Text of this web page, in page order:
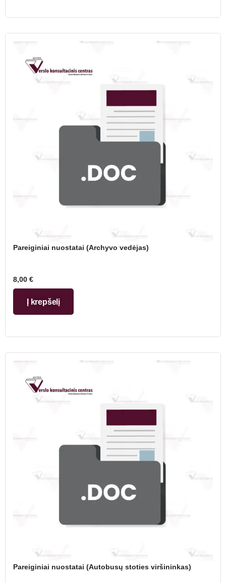
Pareiginiai nuostatai (Archyvo vedėjas)
8,00 €
Į krepšelį
Pareiginiai nuostatai (Autobusų stoties viršininkas)